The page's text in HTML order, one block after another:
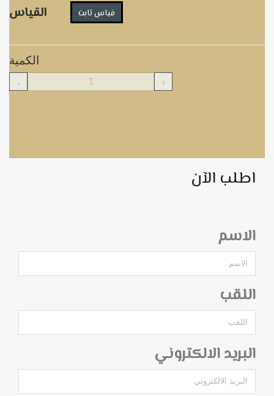
القياس
قياس ثابت
الكمية
- +
اطلب الآن
الاسم
اللقب
البريد الالكتروني